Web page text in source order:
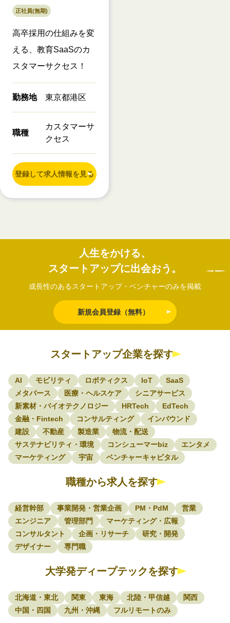
正社員(無期)
高卒採用の仕組みを変
える、教育SaaSのカ
スタマーサクセス！
勤務地 東京都港区
職種
カスタマーサ
クセス
登録して求人情報を見る
人生をかける、
スタートアップに出会おう。
成長性のあるスタートアップ・ベンチャーのみを掲載
新規会員登録（無料）
スタートアップ企業を探す
AI モビリティ ロボティクス IoT
SaaS
メタバース
医療・ヘルスケア
シニアサービス
新素材・バイオテクノロジー
HRTech
EdTech
金融・Fintech
コンサルティング
インバウンド
建設
不動産 製造業
物流・配送
サステナビリティ・環境
コンシューマーbiz
エンタメ
マーケティング
宇宙 ベンチャーキャピタル
職種から求人を探す
経営幹部 事業開発・営業企画 PM・PdM
営業
エンジニア
管理部門
マーケティング・広報
コンサルタント
企画・リサーチ
研究・開発
デザイナー
専門職
大学発ディープテックを探す
北海道・東北 関東 東海 北陸・甲信越
関西
中国・四国
九州・沖縄 フルリモートのみ